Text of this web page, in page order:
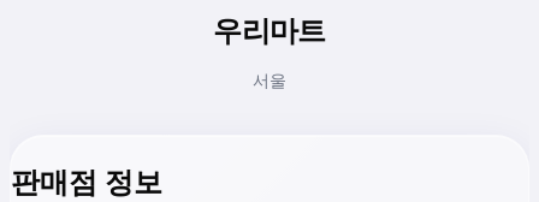
우리마트
서울
판매점 정보